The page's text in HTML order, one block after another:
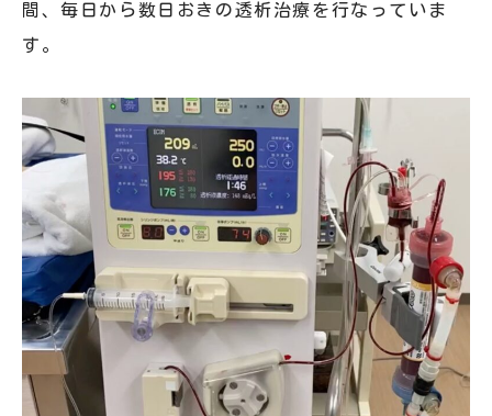
間、毎日から数日おきの透析治療を行なっていま
す。